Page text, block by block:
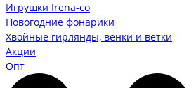
Игрушки Irena-co
Новогодние фонарики
Хвойные гирлянды, венки и ветки
Акции
Опт